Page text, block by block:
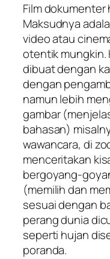
Film
Maksudnya
video atau
otentik mungkin.
dibuat dengan
dengan
namun lebih
gambar
bahasan)
wawancara, di
menceritakan
bergoyang-
(memilih dan
sesuai dengan
perang dunia
seperti hujan
poranda.